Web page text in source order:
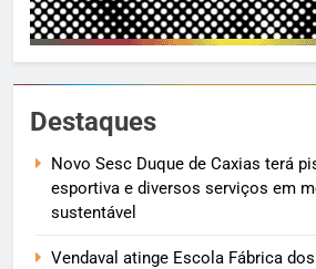
Destaques
Novo Sesc Duque de Caxias terá
esportiva e diversos serviços em
sustentável
Vendaval atinge Escola Fábrica